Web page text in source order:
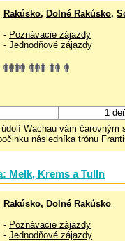
Rakúsko, Dolné Rakúsko,
- Poznávacie zájazdy
- Jednodňové zájazdy
1
Wachau vám
následníka trónu
Melk, Krems a Tulln
Rakúsko, Dolné Rakúsko
- Poznávacie zájazdy
- Jednodňové zájazdy